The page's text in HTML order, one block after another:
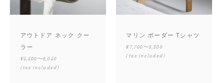
アウトドア ネック クー
ラー
¥5,500〜6,050
(tax included)
マリン ボーダー Tシャツ
¥7,700〜8,800
(tax included)